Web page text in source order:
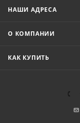
НАШИ АДРЕСА
О КОМПАНИИ
КАК КУПИТЬ